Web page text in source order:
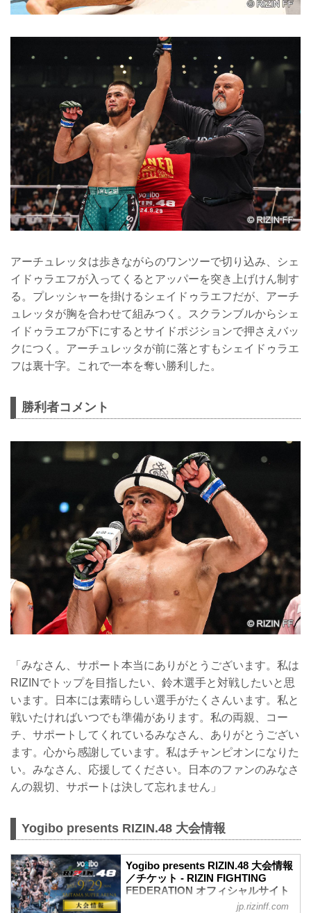
アーチュレッタは歩きながらのワンツーで切り込み、シェ
イドゥラエフが入ってくるとアッパーを突き上げけん制す
る。プレッシャーを掛けるシェイドゥラエフだが、アーチ
ュレッタが胸を合わせて組みつく。スクランブルからシェ
イドゥラエフが下にするとサイドポジションで押さえバッ
クにつく。アーチュレッタが前に落とすもシェイドゥラエ
フは裏十字。これで一本を奪い勝利した。
勝利者コメント
「みなさん、サポート本当にありがとうございます。私は
RIZINでトップを目指したい、鈴木選手と対戦したいと思
います。日本には素晴らしい選手がたくさんいます。私と
戦いたければいつでも準備があります。私の両親、コー
チ、サポートしてくれているみなさん、ありがとうござい
ます。心から感謝しています。私はチャンピオンになりた
い。みなさん、応援してください。日本のファンのみなさ
んの親切、サポートは決して忘れません」
Yogibo presents RIZIN.48 大会情報
Yogibo presents RIZIN.48 大会情報
／チケット - RIZIN FIGHTING
FEDERATION オフィシャルサイト
jp.rizinff.com